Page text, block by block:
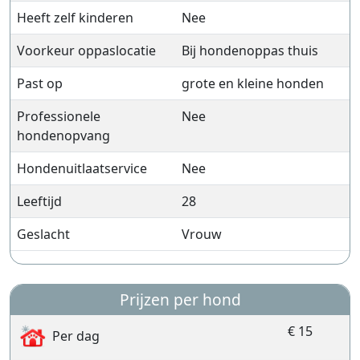
Heeft zelf kinderen
Nee
Voorkeur oppaslocatie
Bij hondenoppas thuis
Past op
grote en kleine honden
Professionele
hondenopvang
Nee
Hondenuitlaatservice
Nee
Leeftijd
28
Geslacht
Vrouw
Prijzen per hond
Per dag € 15